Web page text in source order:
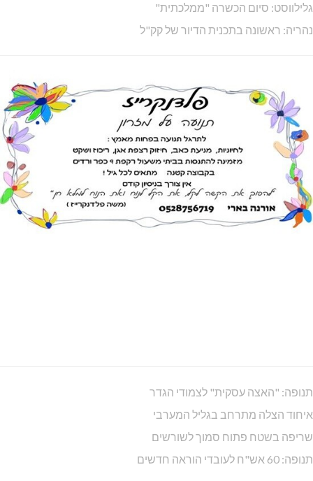
גלילווסט: סיום הכשרה "ממלכתית"
נהריה: ראשונה בתכנית הדיור של קק"ל
תנופה: "האצה עסקית" לצמודי הגדר
איחוד הצלה מתרחב בגליל המערבי
שריפה בשטח פתוח סמוך לשורשים
תנופה: 60 אש"ח לעובדי הוראה חדשים